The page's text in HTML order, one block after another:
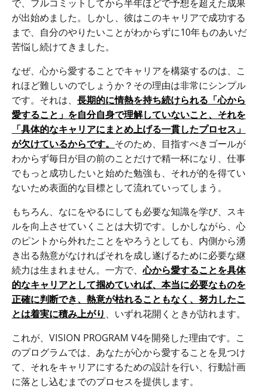
で、フルコミットしてから半年ほどで予想を超えた成果
が出始めました。しかし、彼はこのキャリアで成功する
まで、自分のやりたいことがわからずに10年ものあいだ
苦悩し続けてきました。
なぜ、心から愛することでキャリアを構築するのは、こ
れほど難しいのでしょうか？その理由は非常にシンプル
です。それは、 長期的に情熱を持ち続けられる「心から
愛すること」を自分自身で理解していないこと、それを
「具体的なキャリアにまとめ上げる一貫したプロセス」
が欠けているからです。 そのため、目指すべきゴールが
わからず毎日が目の前のことだけで精一杯になり、仕事
でもっと成功したいと始めた勉強も、それが的を得てい
ないため表面的な目標として流れていってしまう。
もちろん、なにをやるにしても必要な知識を学び、スキ
ルを向上させていくことは大切です。しかしながら、心
のピントから外れたことをやろうとしても、内側から湧
き出る熱意がなければそれを成し遂げるために必要な継
続力は生まれません。一方で、心から愛することを具体
的なキャリアとして掴めていれば、本当に必要なものを
正確に判断でき、熱意が枯れることもなく、努力したこ
とは着実に積み上がり 、いずれ花開くときが訪れます。
これが、VISION PROGRAM V4を開発した理由です。こ
のプログラムでは、あなたが心から愛することを見つけ
て、それをキャリアにするための設計を行い、行動計画
に落とし込むまでのプロセスを提供します。